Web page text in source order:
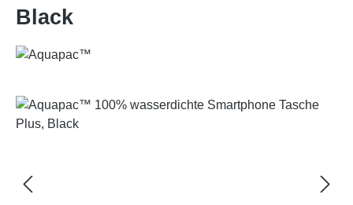
Black
Bildergalerie überspringen